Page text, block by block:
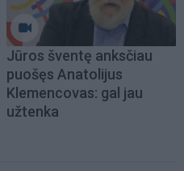
Jūros šventę anksčiau
puošęs Anatolijus
Klemencovas: gal jau
užtenka